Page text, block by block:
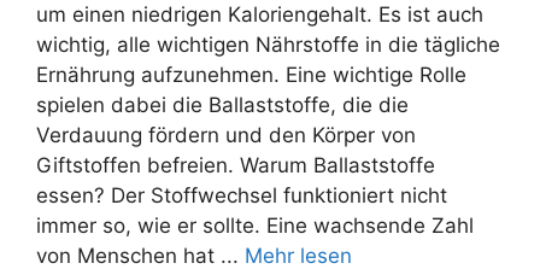
um einen niedrigen Kaloriengehalt. Es ist auch
wichtig, alle wichtigen Nährstoffe in die tägliche
Ernährung aufzunehmen. Eine wichtige Rolle
spielen dabei die Ballaststoffe, die die
Verdauung fördern und den Körper von
Giftstoffen befreien. Warum Ballaststoffe
essen? Der Stoffwechsel funktioniert nicht
immer so, wie er sollte. Eine wachsende Zahl
von Menschen hat ... Mehr lesen